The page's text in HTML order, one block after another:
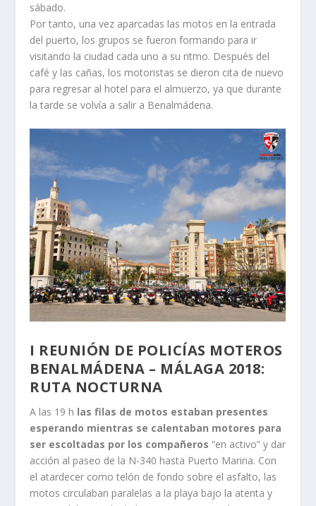
sábado.
Por tanto, una vez aparcadas las motos en la entrada
del puerto, los grupos se fueron formando para ir
visitando la ciudad cada uno a su ritmo. Después del
café y las cañas, los motoristas se dieron cita de nuevo
para regresar al hotel para el almuerzo, ya que durante
la tarde se volvía a salir a Benalmádena.
I REUNIÓN DE POLICÍAS MOTEROS
BENALMÁDENA – MÁLAGA 2018:
RUTA NOCTURNA
A las 19 h las filas de motos estaban presentes
esperando mientras se calentaban motores para
ser escoltadas por los compañeros “en activo” y dar
acción al paseo de la N-340 hasta Puerto Marina. Con
el atardecer como telón de fondo sobre el asfalto, las
motos circulaban paralelas a la playa bajo la atenta y